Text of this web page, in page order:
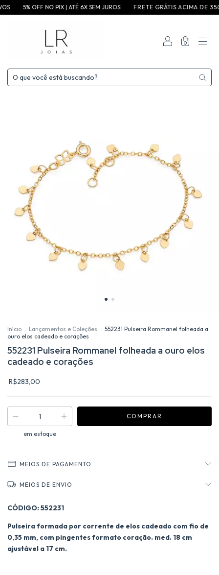
5% OFF NO PIX | ATÉ 6X SEM JUROS F R E T E G R ÁT I S A C I M A D E 3 5
0
Início . Lançamentos e Coleções . 552231 Pulseira Rommanel folheada a
ouro elos cadeado e corações
552231 Pulseira Rommanel folheada a ouro elos
cadeado e corações
R$283,00
em estoque
MEIOS DE PAGAMENTO
MEIOS DE ENVIO
CÓDIGO: 552231
Pulseira formada por corrente de elos cadeado com fio de
0,35 mm, com pingentes formato coração. med. 18 cm
ajustável a 17 cm.